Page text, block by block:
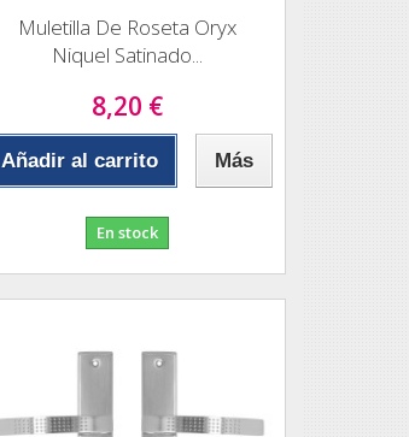
Muletilla De Roseta Oryx
Niquel Satinado...
8,20 €
Añadir al carrito Más
En stock